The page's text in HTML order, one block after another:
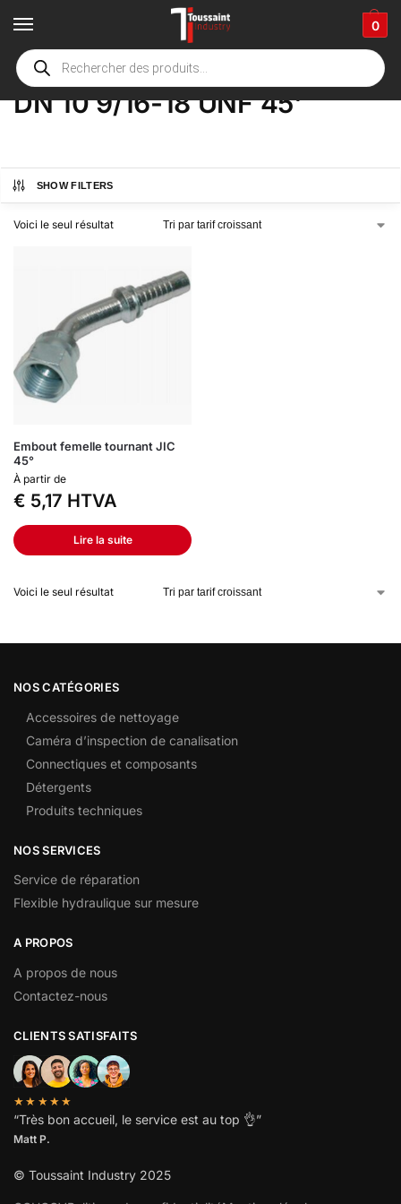
0
Accueil boutique / Product Options
DN 10 9/16-18 UNF 45'
SHOW FILTERS
Voici le seul résultat
Embout femelle tournant JIC
45°
À partir de
€ 5,17 HTVA
Lire la suite
Voici le seul résultat
NOS CATÉGORIES
Accessoires de nettoyage
Caméra d’inspection de canalisation
Connectiques et composants
Détergents
Produits techniques
NOS SERVICES
Service de réparation
Flexible hydraulique sur mesure
A PROPOS
A propos de nous
Contactez-nous
CLIENTS SATISFAITS
★★★★★
“Très bon accueil, le service est au top 👌”
Matt P.
© Toussaint Industry 2025